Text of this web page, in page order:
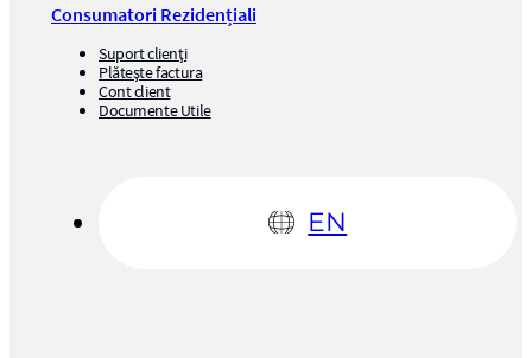
Consumatori Rezidențiali
Suport clienți
Plătește factura
Cont client
Documente Utile
EN